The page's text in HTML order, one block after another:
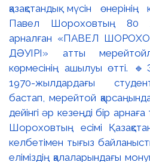
қазақстандық мүсін өнерінің
Павел Шороховтың 80
арналған «ПАВЕЛ
ДӘУІРІ» атты
көрмесінің ашылуы өтті.
1970-жылдардағы
бастап, мерейтой
дейінгі әр кезеңді бір
Шороховтың есімі
келбетімен тығыз
еліміздің қалаларындағы